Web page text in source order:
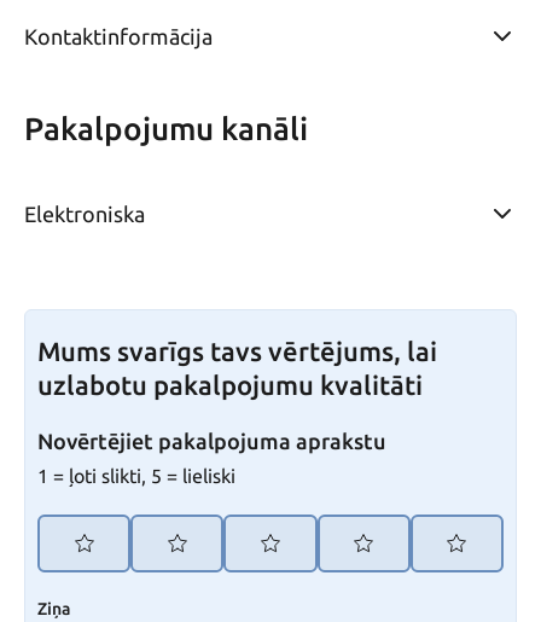
Kontaktinformācija
Pakalpojumu kanāli
Elektroniska
Mums svarīgs tavs vērtējums, lai
uzlabotu pakalpojumu kvalitāti
Novērtējiet pakalpojuma aprakstu
1 = ļoti slikti, 5 = lieliski
Ziņa